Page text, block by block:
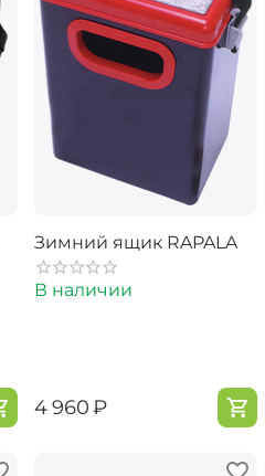
Зимний ящик RAPALA
В наличии
‍4 960‍₽